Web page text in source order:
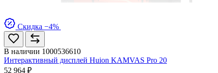
Скидка −4%
В наличии 1000536610
Интерактивный дисплей Huion KAMVAS Pro 20
52 964 ₽